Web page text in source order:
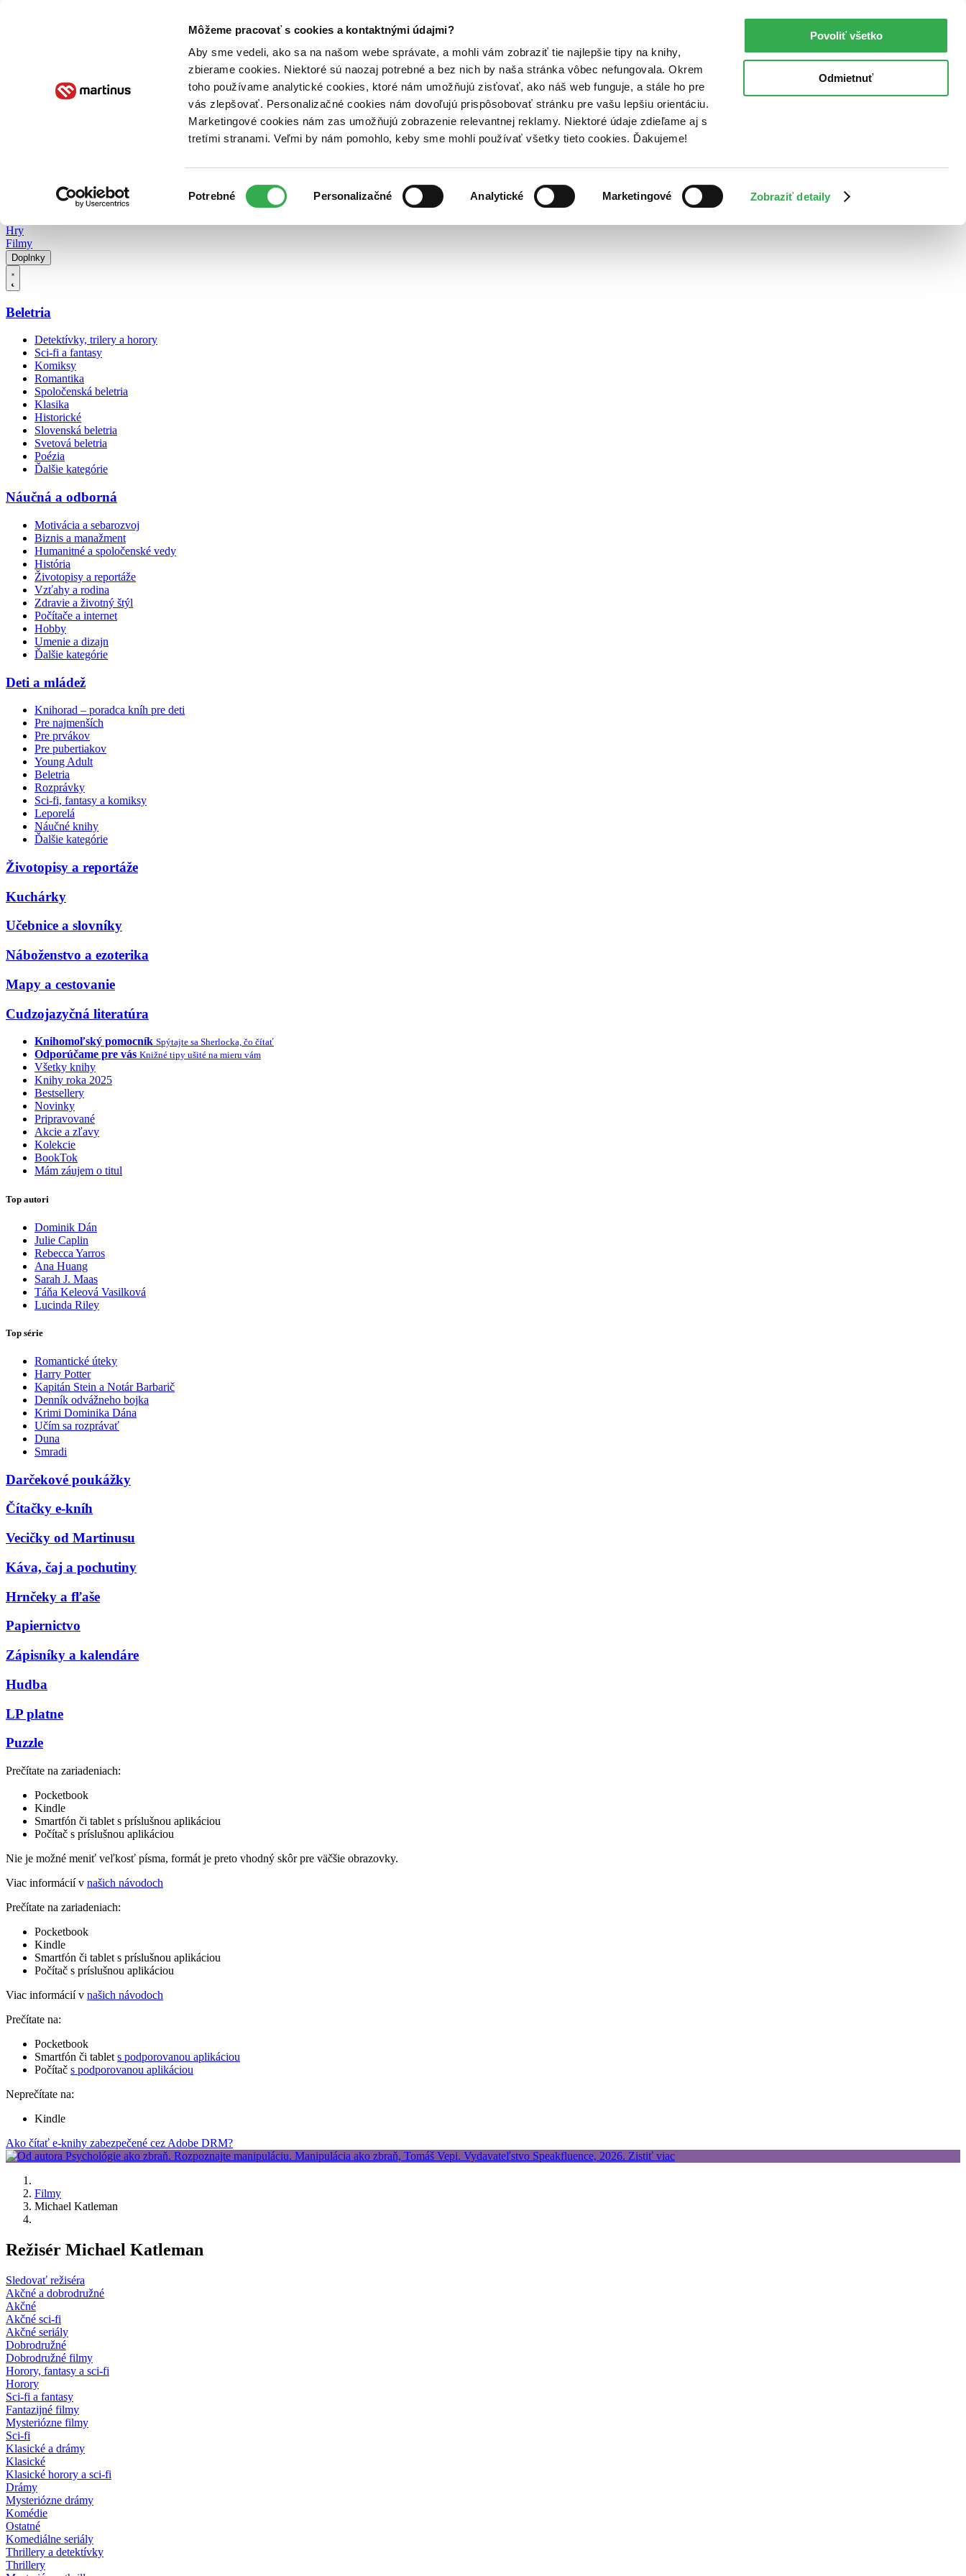
Môžeme pracovať s cookies a kontaktnými údajmi?
Aby sme vedeli, ako sa na našom webe správate, a mohli vám zobraziť tie najlepšie tipy na knihy,
zbierame cookies. Niektoré sú naozaj potrebné a bez nich by naša stránka vôbec nefungovala. Okrem
toho používame analytické cookies, ktoré nám umožňujú zisťovať, ako náš web funguje, a stále ho pre
vás zlepšovať. Personalizačné cookies nám dovoľujú prispôsobovať stránku pre vašu lepšiu orientáciu.
Marketingové cookies nám zas umožňujú zobrazenie relevantnej reklamy. Niektoré údaje zdieľame aj s
tretími stranami. Veľmi by nám pomohlo, keby sme mohli používať všetky tieto cookies. Ďakujeme!
súhlasu
Potrebné Personalizačné Analytické Marketingové Zobraziť detaily
Povoliť všetko
Odmietnuť
Poukážky Kontakt
Hry
Filmy
Doplnky
Beletria
Detektívky, trilery a horory
Sci-fi a fantasy
Komiksy
Romantika
Spoločenská beletria
Klasika
Historické
Slovenská beletria
Svetová beletria
Poézia
Ďalšie kategórie
Náučná a odborná
Motivácia a sebarozvoj
Biznis a manažment
Humanitné a spoločenské vedy
História
Životopisy a reportáže
Vzťahy a rodina
Zdravie a životný štýl
Počítače a internet
Hobby
Umenie a dizajn
Ďalšie kategórie
Deti a mládež
Knihorad – poradca kníh pre deti
Pre najmenších
Pre prvákov
Pre pubertiakov
Young Adult
Beletria
Rozprávky
Sci-fi, fantasy a komiksy
Leporelá
Náučné knihy
Ďalšie kategórie
Životopisy a reportáže
Kuchárky
Učebnice a slovníky
Náboženstvo a ezoterika
Mapy a cestovanie
Cudzojazyčná literatúra
Knihomoľský pomocník Spýtajte sa Sherlocka, čo čítať
Odporúčame pre vás Knižné tipy ušité na mieru vám
Všetky knihy
Knihy roka 2025
Bestsellery
Novinky
Pripravované
Akcie a zľavy
Kolekcie
BookTok
Mám záujem o titul
Top autori
Dominik Dán
Julie Caplin
Rebecca Yarros
Ana Huang
Sarah J. Maas
Táňa Keleová Vasilková
Lucinda Riley
Top série
Romantické úteky
Harry Potter
Kapitán Stein a Notár Barbarič
Denník odvážneho bojka
Krimi Dominika Dána
Učím sa rozprávať
Duna
Smradi
Darčekové poukážky
Čítačky e-kníh
Vecičky od Martinusu
Káva, čaj a pochutiny
Hrnčeky a fľaše
Papiernictvo
Zápisníky a kalendáre
Hudba
LP platne
Puzzle
Prečítate na zariadeniach:
Pocketbook
Kindle
Smartfón či tablet s príslušnou aplikáciou
Počítač s príslušnou aplikáciou
Nie je možné meniť veľkosť písma, formát je preto vhodný skôr pre väčšie obrazovky.
Viac informácií v našich návodoch
Prečítate na zariadeniach:
Pocketbook
Kindle
Smartfón či tablet s príslušnou aplikáciou
Počítač s príslušnou aplikáciou
Viac informácií v našich návodoch
Prečítate na:
Pocketbook
Smartfón či tablet s podporovanou aplikáciou
Počítač s podporovanou aplikáciou
Neprečítate na:
Kindle
Ako čítať e-knihy zabezpečené cez Adobe DRM?
Filmy
Michael Katleman
Režisér Michael Katleman
Sledovať režiséra
Akčné a dobrodružné
Akčné
Akčné sci-fi
Akčné seriály
Dobrodružné
Dobrodružné filmy
Horory, fantasy a sci-fi
Horory
Sci-fi a fantasy
Fantazijné filmy
Mysteriózne filmy
Sci-fi
Klasické a drámy
Klasické
Klasické horory a sci-fi
Drámy
Mysteriózne drámy
Komédie
Ostatné
Komediálne seriály
Thrillery a detektívky
Thrillery